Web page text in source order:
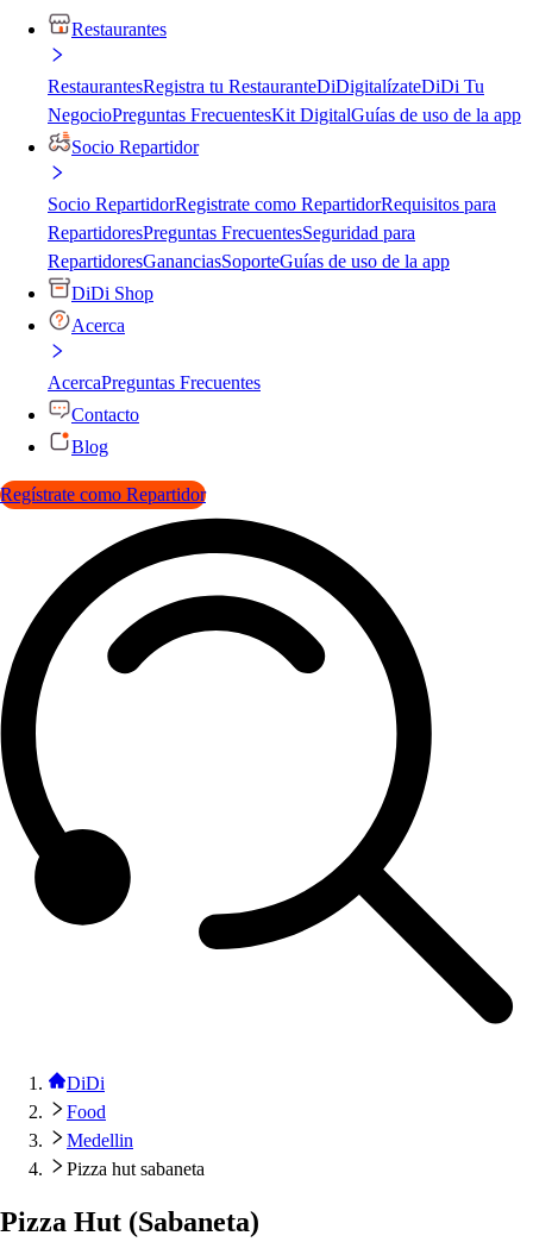
Restaurantes
RestaurantesRegistra tu RestauranteDiDigitalízateDiDi Tu
NegocioPreguntas FrecuentesKit DigitalGuías de uso de la app
Socio Repartidor
Socio RepartidorRegistrate como RepartidorRequisitos para
RepartidoresPreguntas FrecuentesSeguridad para
RepartidoresGananciasSoporteGuías de uso de la app
DiDi Shop
Acerca
AcercaPreguntas Frecuentes
Contacto
Blog
Regístrate como Repartidor
DiDi
Food
Medellin
Pizza hut sabaneta
Pizza Hut (Sabaneta)